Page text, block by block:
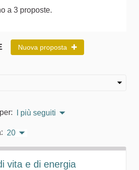
a 3 proposte.
Nuova proposta
I più seguiti
20
vita e di energia